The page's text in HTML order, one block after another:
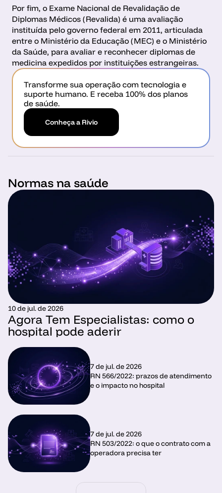
Por fim, o Exame Nacional de Revalidação de
Diplomas Médicos (Revalida) é uma avaliação
instituída pelo governo federal em 2011, articulada
entre o Ministério da Educação (MEC) e o Ministério
da Saúde, para avaliar e reconhecer diplomas de
medicina expedidos por instituições estrangeiras.
Transforme sua operação com tecnologia e
suporte humano. E receba 100% dos planos
de saúde.
Conheça a Rivio
Normas na saúde
10 de jul. de 2026
Agora Tem Especialistas: como o
hospital pode aderir
7 de jul. de 2026
RN 566/2022: prazos de atendimento
e o impacto no hospital
7 de jul. de 2026
RN 503/2022: o que o contrato com a
operadora precisa ter